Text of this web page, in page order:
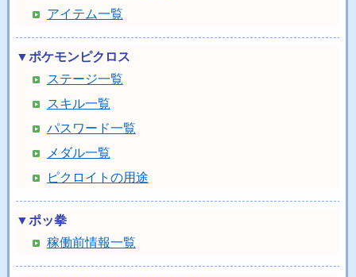
アイテム一覧
▼ポケモンピクロス
ステージ一覧
スキル一覧
パスワード一覧
メダル一覧
ピクロイトの用途
▼ポッ拳
稼働前情報一覧